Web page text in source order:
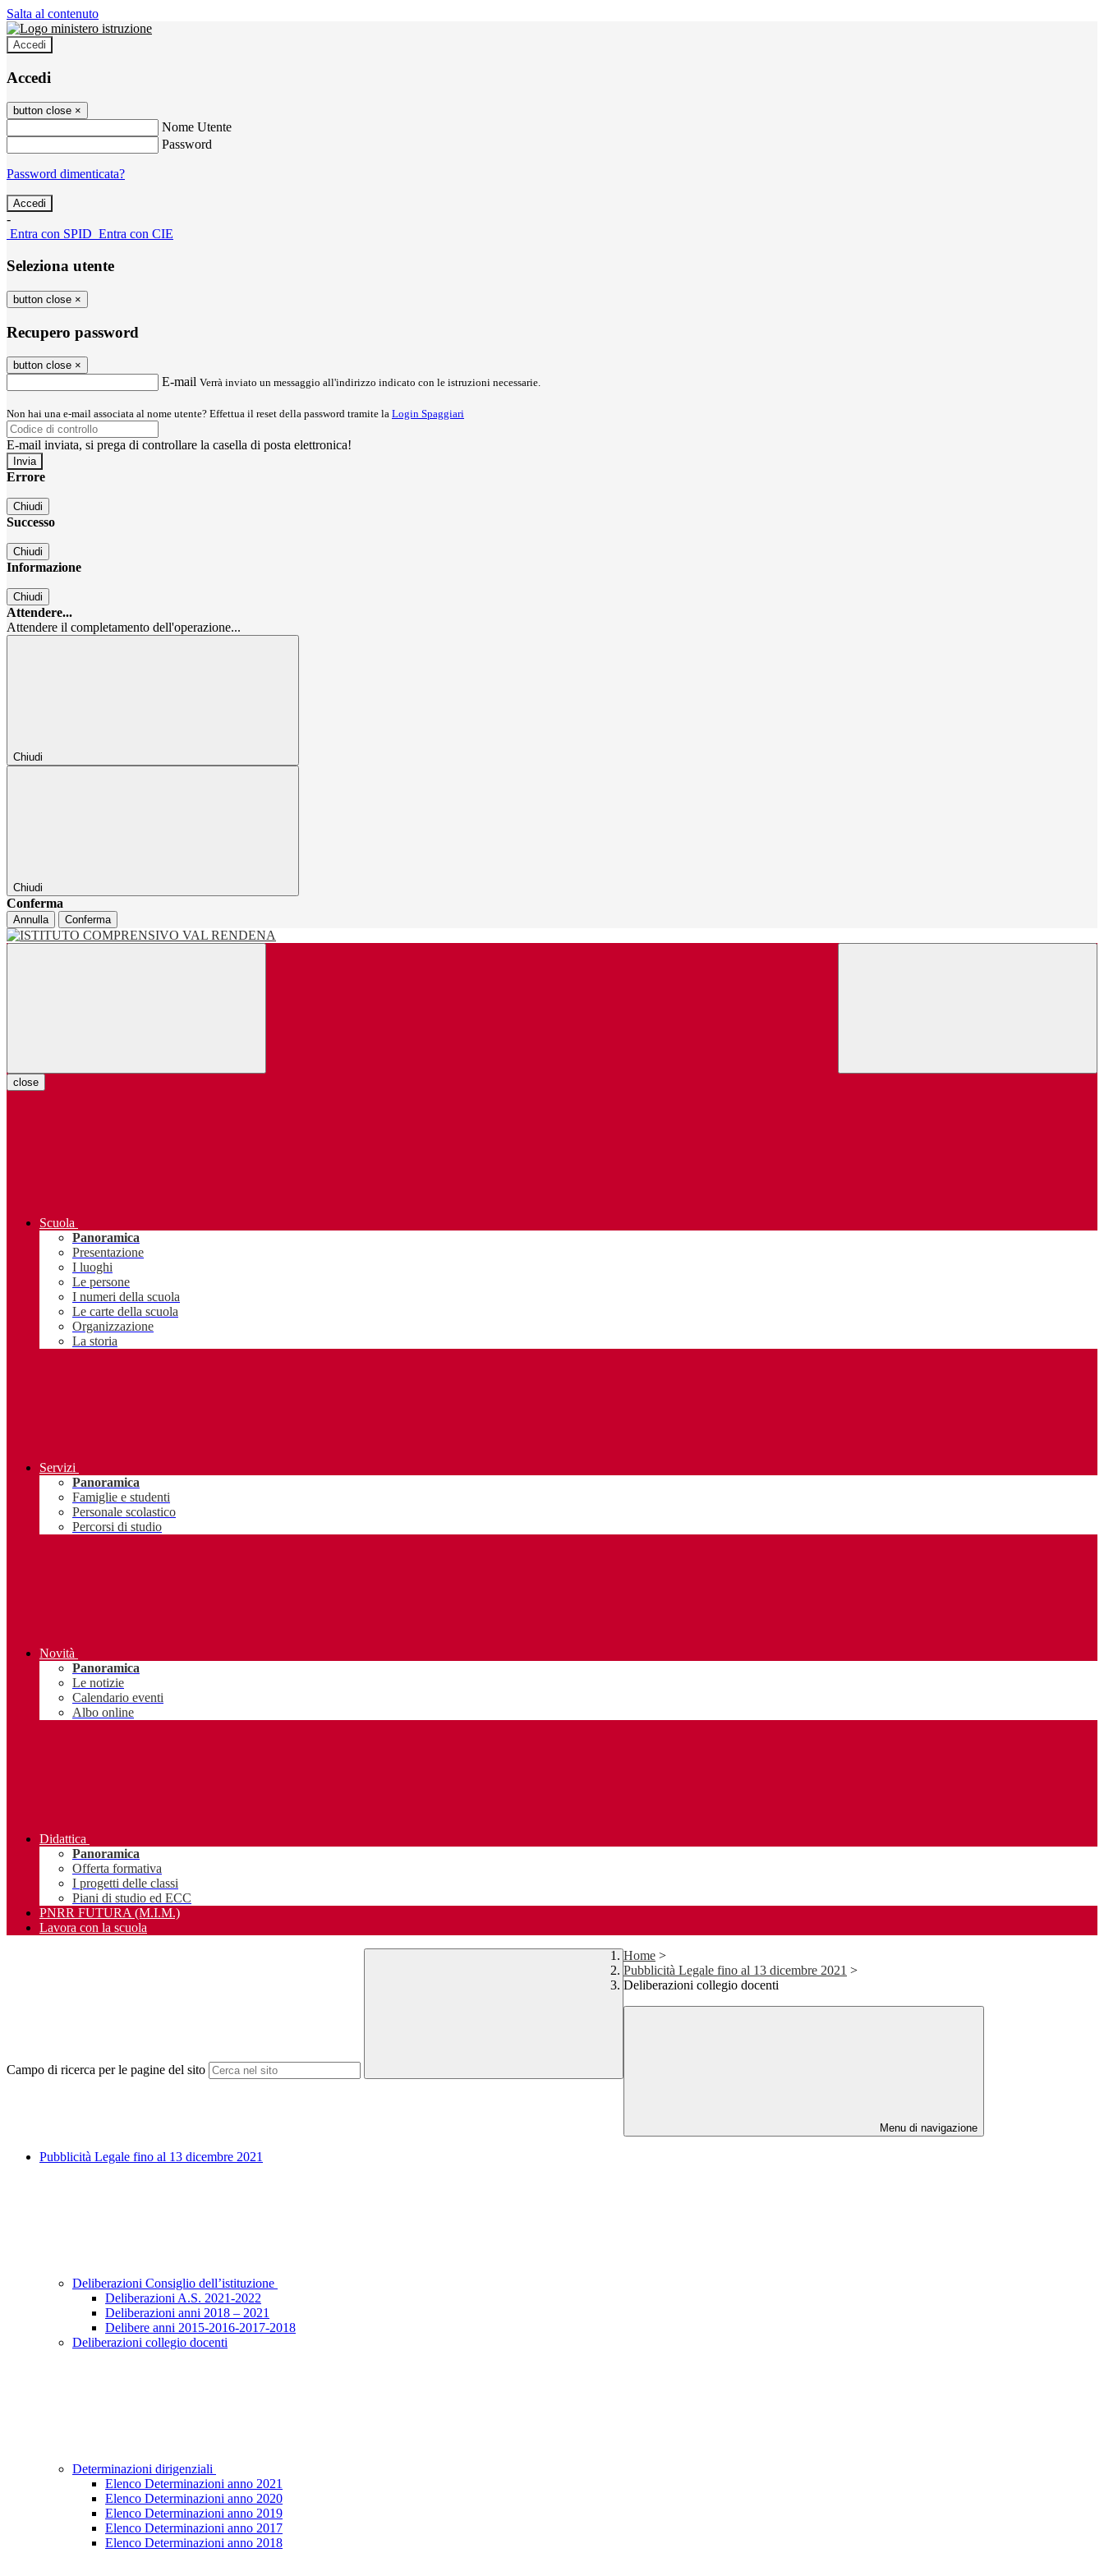
Salta al contenuto
Accedi
Accedi
button close ×
Nome Utente
Password
Password dimenticata?
-
Entra con SPID Entra con CIE
Seleziona utente
button close ×
Recupero password
button close ×
E-mail Verrà inviato un messaggio all'indirizzo indicato con le istruzioni necessarie.
Non hai una e-mail associata al nome utente? Effettua il reset della password tramite la Login Spaggiari
E-mail inviata, si prega di controllare la casella di posta elettronica!
Errore
Chiudi
Successo
Chiudi
Informazione
Chiudi
Attendere...
Attendere il completamento dell'operazione...
Chiudi
Chiudi
Conferma
Annulla Conferma
close
Scuola
Panoramica
Presentazione
I luoghi
Le persone
I numeri della scuola
Le carte della scuola
Organizzazione
La storia
Servizi
Panoramica
Famiglie e studenti
Personale scolastico
Percorsi di studio
Novità
Panoramica
Le notizie
Calendario eventi
Albo online
Didattica
Panoramica
Offerta formativa
I progetti delle classi
Piani di studio ed ECC
PNRR FUTURA (M.I.M.)
Lavora con la scuola
Campo di ricerca per le pagine del sito
Home >
Pubblicità Legale fino al 13 dicembre 2021 >
Deliberazioni collegio docenti
Menu di navigazione
Pubblicità Legale fino al 13 dicembre 2021
Deliberazioni Consiglio dell’istituzione
Deliberazioni A.S. 2021-2022
Deliberazioni anni 2018 – 2021
Delibere anni 2015-2016-2017-2018
Deliberazioni collegio docenti
Determinazioni dirigenziali
Elenco Determinazioni anno 2021
Elenco Determinazioni anno 2020
Elenco Determinazioni anno 2019
Elenco Determinazioni anno 2017
Elenco Determinazioni anno 2018